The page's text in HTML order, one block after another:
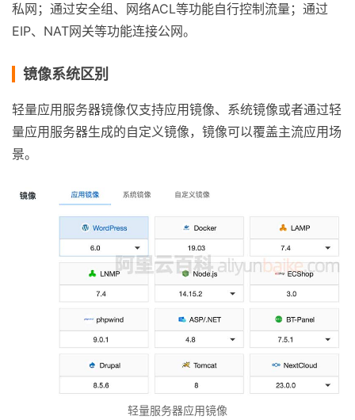
私网；通过安全组、网络ACL等功能自行控制流量；通过
EIP、NAT网关等功能连接公网。
镜像系统区别
轻量应用服务器镜像仅支持应用镜像、系统镜像或者通过轻
量应用服务器生成的自定义镜像，镜像可以覆盖主流应用场
景。
轻量服务器应用镜像